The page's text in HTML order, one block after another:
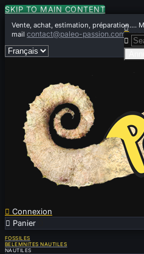
SKIP TO MAIN CONTENT
Vente, achat, estimation, préparation....
mailcontact@paleo-passion.comou
 Connexion
 Panier


FOSSILES
BELEMNITES NAUTILES
NAUTILES